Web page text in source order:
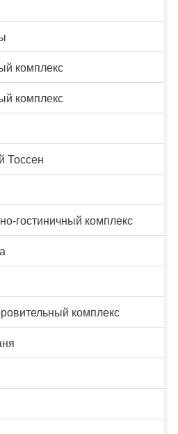
комплекс
комплекс
Тоссен
гостиничный комплекс
комплекс